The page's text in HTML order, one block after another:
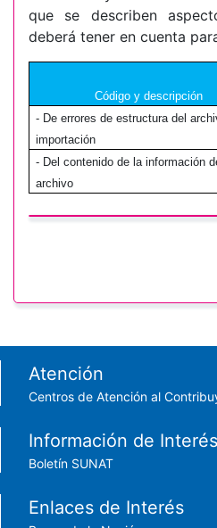
que se describen
deberá tener en cuenta
Código y descripción
- De errores de estructura del
importación
- Del contenido de la información
archivo
Footer menu
Atención
Centros de Atención al
Información de Interés
Boletín SUNAT
Enlaces de Interés